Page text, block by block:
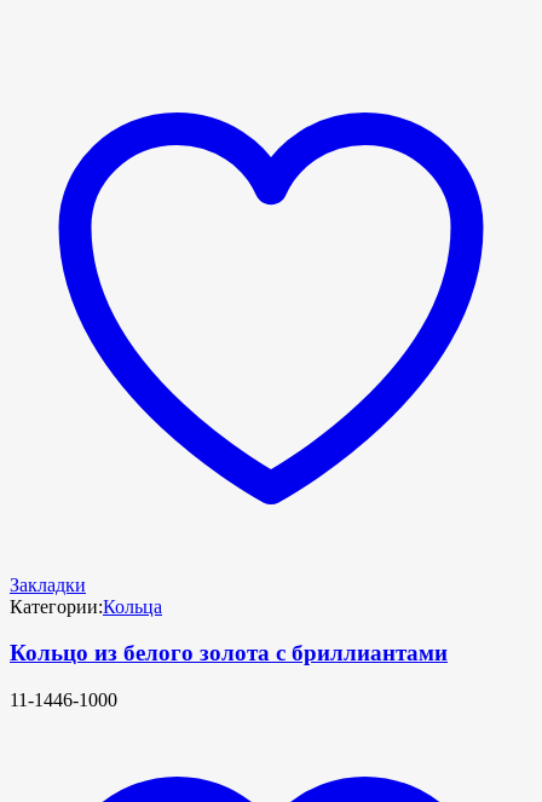
Закладки
Категории:Кольца
Кольцо из белого золота с бриллиантами
11-1446-1000